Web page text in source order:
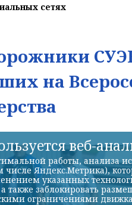
сетях
на
веб-
работы, анализа
числе Яндекс.Метрика),
указанных
а также заблокировать
ограничениями